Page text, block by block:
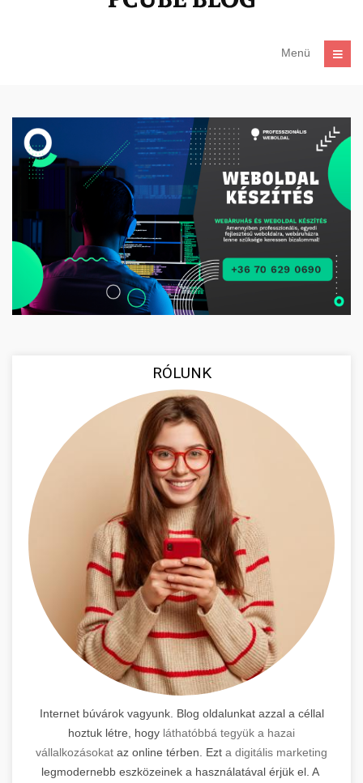
Menü
RÓLUNK
Internet búvárok vagyunk. Blog oldalunkat azzal a céllal
hoztuk létre, hogy láthatóbbá tegyük a hazai
vállalkozásokat az online térben. Ezt a digitális marketing
legmodernebb eszközeinek a használatával érjük el. A